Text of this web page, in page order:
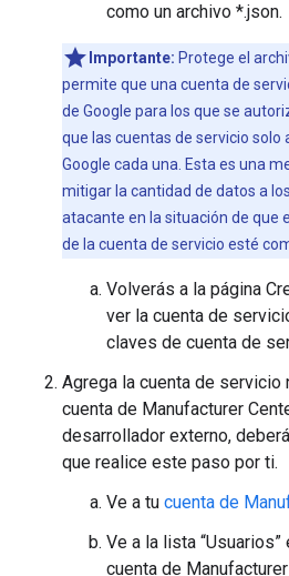
como un archivo *.json.
Importante: Protege el
permite que una cuenta de
de Google para los que se
que las cuentas de servicio solo
Google cada una. Esta es una
mitigar la cantidad de datos a
atacante en la situación de que
de la cuenta de servicio esté
Volverás a la página
ver la cuenta de
claves de cuenta de
Agrega la cuenta de servicio
cuenta de Manufacturer
desarrollador externo,
que realice este paso por ti.
Ve a tu cuenta de
Ve a la lista
cuenta de Manufacturer